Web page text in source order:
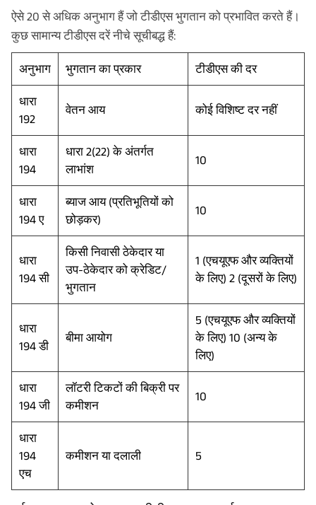
ऐसे 20 से अधिक अनुभाग हैं जो टीडीएस भुगतान को प्रभावित करते हैं।
कुछ सामान्य टीडीएस दरें नीचे सूचीबद्ध हैं:
अनुभाग भुगतान का प्रकार टीडीएस की दर
धारा
192
वेतन आय कोई विशिष्ट दर नहीं
धारा
194
धारा 2(22) के अंतर्गत
लाभांश
10
धारा
194 ए
ब्याज आय (प्रतिभूतियों को
छोड़कर)
10
धारा
194 सी
किसी निवासी ठेकेदार या
उप-ठेकेदार को क्रेडिट/
भुगतान
1 (एचयूएफ और व्यक्तियों
के लिए) 2 (दूसरों के लिए)
धारा
194 डी
बीमा आयोग
5 (एचयूएफ और व्यक्तियों
के लिए) 10 (अन्य के
लिए)
धारा
194 जी
लॉटरी टिकटों की बिक्री पर
कमीशन
10
धारा
194
एच
कमीशन या दलाली 5